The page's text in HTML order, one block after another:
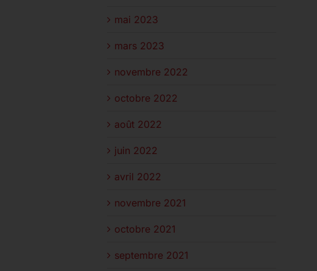
mai 2023
mars 2023
novembre 2022
octobre 2022
août 2022
juin 2022
avril 2022
novembre 2021
octobre 2021
septembre 2021